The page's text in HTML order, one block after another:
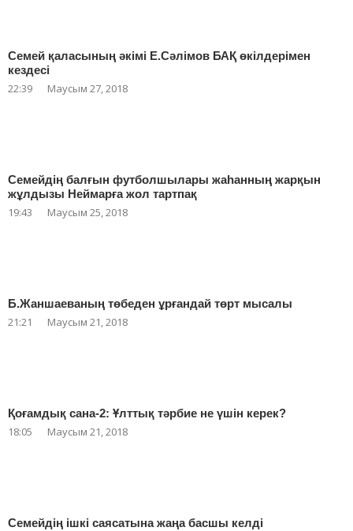
Семей қаласының әкімі Е.Сәлімов БАҚ өкілдерімен
кездесі
22:39 Маусым 27, 2018
Семейдің балғын футболшылары жаһанның жарқын
жұлдызы Неймарға жол тартпақ
19:43 Маусым 25, 2018
Б.Жаншаеваның төбеден ұрғандай төрт мысалы
21:21 Маусым 21, 2018
Қоғамдық сана-2: Ұлттық тәрбие не үшін керек?
18:05 Маусым 21, 2018
Семейдің ішкі саясатына жаңа басшы келді